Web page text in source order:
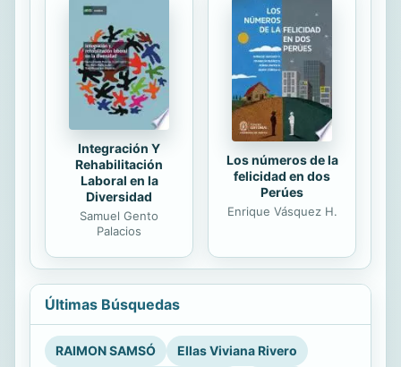
Integración Y
Rehabilitación
Laboral en la
Diversidad
Samuel Gento
Palacios
Los números de la
felicidad en dos
Perúes
Enrique Vásquez H.
Últimas Búsquedas
RAIMON SAMSÓ
Ellas Viviana Rivero